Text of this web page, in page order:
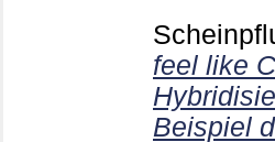
feel like
Beispiel